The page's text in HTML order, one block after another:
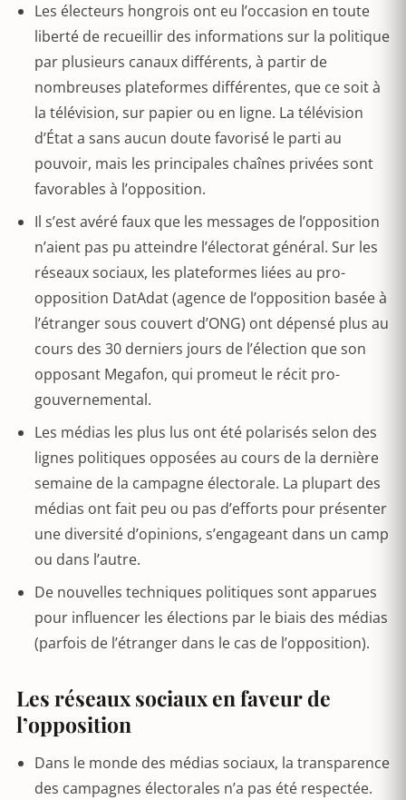
Les électeurs hongrois ont eu l’occasion en toute
liberté de recueillir des informations sur la politique
par plusieurs canaux différents, à partir de
nombreuses plateformes différentes, que ce soit à
la télévision, sur papier ou en ligne. La télévision
d’État a sans aucun doute favorisé le parti au
pouvoir, mais les principales chaînes privées sont
favorables à l’opposition.
Il s’est avéré faux que les messages de l’opposition
n’aient pas pu atteindre l’électorat général. Sur les
réseaux sociaux, les plateformes liées au pro-
opposition DatAdat (agence de l’opposition basée à
l’étranger sous couvert d’ONG) ont dépensé plus au
cours des 30 derniers jours de l’élection que son
opposant Megafon, qui promeut le récit pro-
gouvernemental.
Les médias les plus lus ont été polarisés selon des
lignes politiques opposées au cours de la dernière
semaine de la campagne électorale. La plupart des
médias ont fait peu ou pas d’efforts pour présenter
une diversité d’opinions, s’engageant dans un camp
ou dans l’autre.
De nouvelles techniques politiques sont apparues
pour influencer les élections par le biais des médias
(parfois de l’étranger dans le cas de l’opposition).
Les réseaux sociaux en faveur de
l’opposition
Dans le monde des médias sociaux, la transparence
des campagnes électorales n’a pas été respectée.